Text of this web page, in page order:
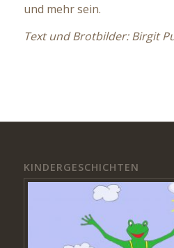
und mehr sein.
Text und Brotbilder: Birgit
KINDERGESCHICHTEN